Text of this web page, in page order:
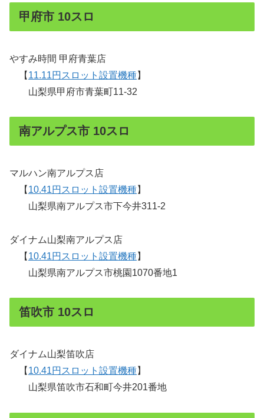
甲府市 10スロ
やすみ時間 甲府青葉店
【 11.11円スロット設置機種】
山梨県甲府市青葉町11-32
南アルプス市 10スロ
マルハン南アルプス店
【 10.41円スロット設置機種】
山梨県南アルプス市下今井311-2
ダイナム山梨南アルプス店
【 10.41円スロット設置機種】
山梨県南アルプス市桃園1070番地1
笛吹市 10スロ
ダイナム山梨笛吹店
【 10.41円スロット設置機種】
山梨県笛吹市石和町今井201番地